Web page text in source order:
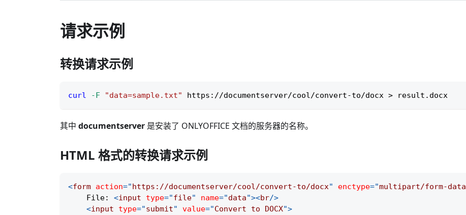
请求示例
转换请求示例
curl -F "data=sample.txt" https://documentserver/cool/convert-to/docx > result.docx
其中 documentserver 是安装了 ONLYOFFICE 文档的服务器的名称。
HTML 格式的转换请求示例
<form action="https://documentserver/cool/convert-to/docx" enctype="multipart/form-data
    File:
<input type="file" name="data"><br/>
<input type="submit" value="Convert to DOCX">